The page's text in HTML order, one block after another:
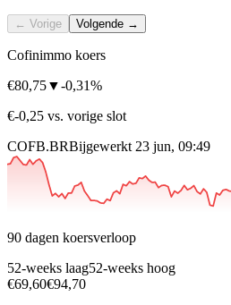
← Vorige Volgende →
Cofinimmo koers
€80,75▼-0,31%
€-0,25 vs. vorige slot
COFB.BRBijgewerkt 23 jun, 09:49
90 dagen koersverloop
52-weeks laag52-weeks hoog
€69,60€94,70